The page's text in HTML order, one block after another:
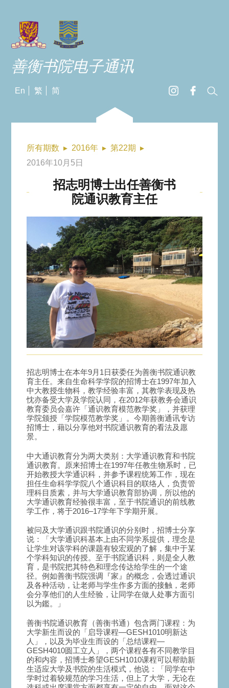
善衡书院电子通讯
En 繁 简
所有期数 ▸ 2016年 ▸ 第22期
▸
2016年10月5日
招志明博士出任善衡书
院通识教育主任
招志明博士在本年9月1日获委任为善衡书院通识教
育主任。来自生命科学学院的招博士在1997年加入
中大教授生物科，教学经验丰富，其教学表现及热
忱亦备受大学及学院认同，在2012年获教务会通识
教育委员会嘉许「通识教育模范教学奖」，并获理
学院颁授「学院模范教学奖」。今期善衡通讯专访
招博士，藉以分享他对书院通识教育的看法及愿
景。
中大通识教育分为两大类别：大学通识教育和书院
通识教育。原来招博士在1997年任教生物系时，已
开始教授大学通识科，并参予课程统筹工作，现在
担任生命科学学院八个通识科目的联络人，负责管
理科目质素，并与大学通识教育部协调，所以他的
大学通识教育经验很丰富，至于书院通识的前线教
学工作，将于2016–17学年下学期开展。
被问及大学通识跟书院通识的分别时，招博士分享
说：「大学通识科基本上由不同学系提供，理念是
让学生对该学科的课题有较宏观的了解，集中于某
个学科知识的传授。至于书院通识科，则是全人教
育，是书院把其特色和理念传达给学生的一个途
径。例如善衡书院强调『家』的概念，会透过通识
及各种活动，让老师与学生作多方面的接触，老师
会分享他们的人生经验，让同学在做人处事方面引
以为鑑。」
善衡书院通识教育（善衡书通）包含两门课程：为
大学新生而设的「启导课程—GESH1010明新达
人」，以及为毕业生而设的「总结课程—
GESH4010圆工立人」，两个课程各有不同教学目
的和内容，招博士希望GESH1010课程可以帮助新
生适应大学及书院的生活模式，他说：「同学在中
学时过着较规范的学习生活，但上了大学，无论在